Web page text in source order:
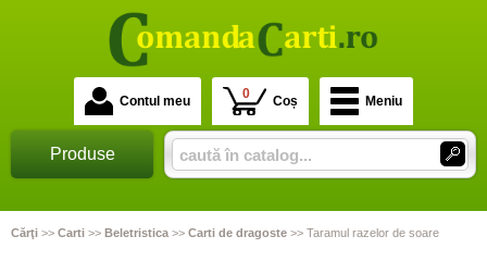
Contul meu 0 Coș Meniu
Produse
Cărţi >> Carti >> Beletristica >> Carti de dragoste >> Taramul razelor de soare